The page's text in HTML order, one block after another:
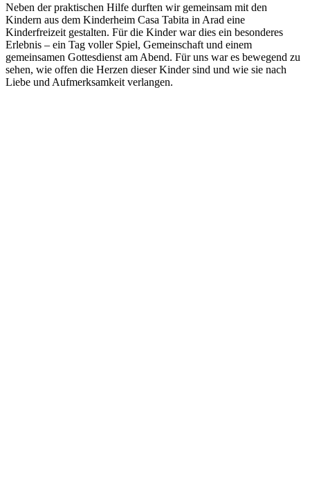
Neben der praktischen Hilfe durften wir gemeinsam mit den
Kindern aus dem Kinderheim Casa Tabita in Arad eine
Kinderfreizeit gestalten. Für die Kinder war dies ein besonderes
Erlebnis – ein Tag voller Spiel, Gemeinschaft und einem
gemeinsamen Gottesdienst am Abend. Für uns war es bewegend zu
sehen, wie offen die Herzen dieser Kinder sind und wie sie nach
Liebe und Aufmerksamkeit verlangen.